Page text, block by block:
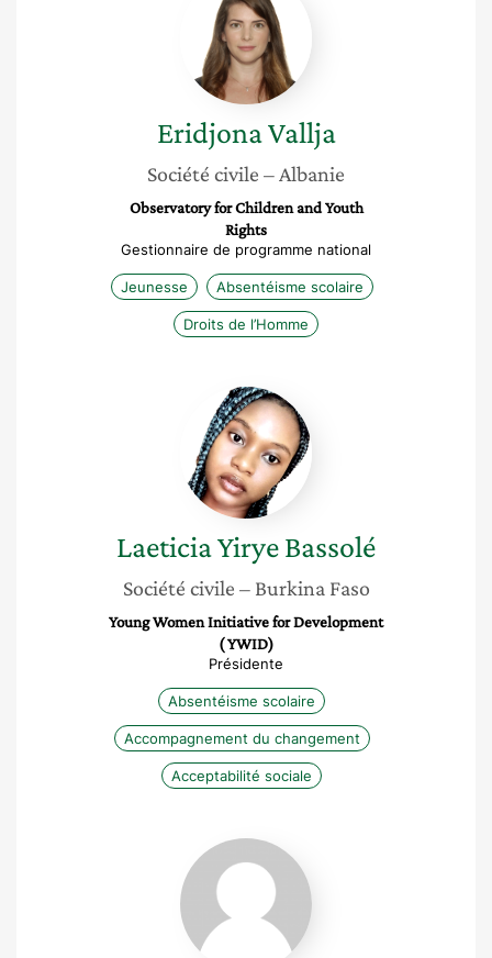
Vallja
EridjonaVallja
Société civile – Albanie
Observatory for Children and Youth
Rights
Gestionnaire de programme national
Jeunesse Absentéisme scolaire
Droits de l’Homme
Laeticia
Yirye
Bassolé
Laeticia YiryeBassolé
Société civile – Burkina Faso
Young Women Initiative for Development
( YWID)
Présidente
Absentéisme scolaire
Accompagnement du changement
Acceptabilité sociale
Marie
Louise
Obissa